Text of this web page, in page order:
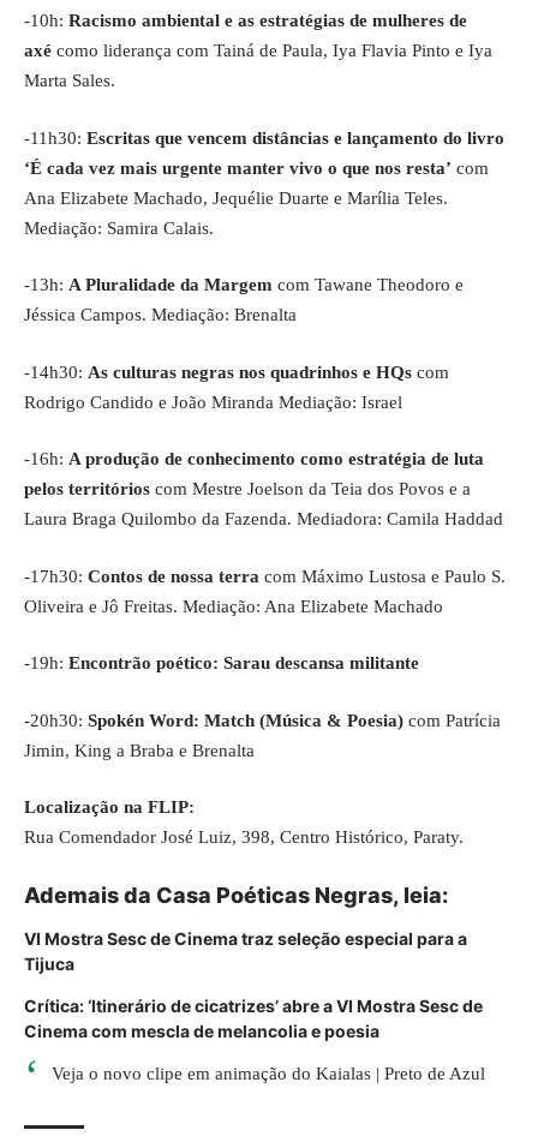
-10h: Racismo ambiental e as estratégias de mulheres de
axé como liderança com Tainá de Paula, Iya Flavia Pinto e Iya
Marta Sales.
-11h30: Escritas que vencem distâncias e lançamento do livro
‘É cada vez mais urgente manter vivo o que nos resta’ com
Ana Elizabete Machado, Jequélie Duarte e Marília Teles.
Mediação: Samira Calais.
-13h: A Pluralidade da Margem com Tawane Theodoro e
Jéssica Campos. Mediação: Brenalta
-14h30: As culturas negras nos quadrinhos e HQs com
Rodrigo Candido e João Miranda Mediação: Israel
-16h: A produção de conhecimento como estratégia de luta
pelos territórios com Mestre Joelson da Teia dos Povos e a
Laura Braga Quilombo da Fazenda. Mediadora: Camila Haddad
-17h30: Contos de nossa terra com Máximo Lustosa e Paulo S.
Oliveira e Jô Freitas. Mediação: Ana Elizabete Machado
-19h: Encontrão poético: Sarau descansa militante
-20h30: Spokén Word: Match (Música & Poesia) com Patrícia
Jimin, King a Braba e Brenalta
Localização na FLIP:
Rua Comendador José Luiz, 398, Centro Histórico, Paraty.
Ademais da Casa Poéticas Negras, leia:
VI Mostra Sesc de Cinema traz seleção especial para a
Tijuca
Crítica: ‘Itinerário de cicatrizes’ abre a VI Mostra Sesc de
Cinema com mescla de melancolia e poesia
Veja o novo clipe em animação do Kaialas | Preto de Azul